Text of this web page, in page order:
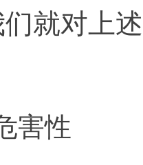
就对上
害性